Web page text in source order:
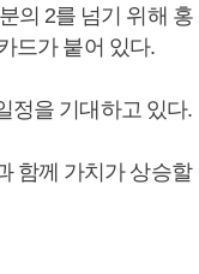
의 2를 넘기 위해 홍
드가 붙어 있다.
정을 기대하고 있다.
함께 가치가 상승할